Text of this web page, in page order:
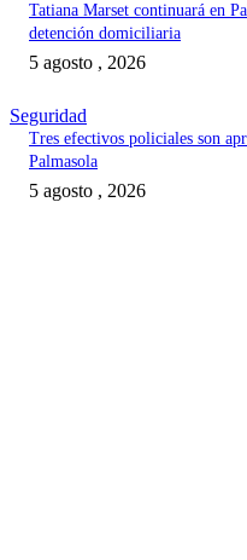
Tatiana Marset continuará en
detención domiciliaria
5 agosto , 2026
Seguridad
Tres efectivos policiales son
Palmasola
5 agosto , 2026